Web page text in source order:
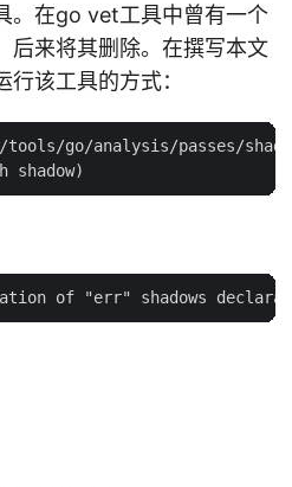
。在go vet工具中曾有一个
后来将其删除。在撰写本文
该工具的方式：
go/analysis/passes/